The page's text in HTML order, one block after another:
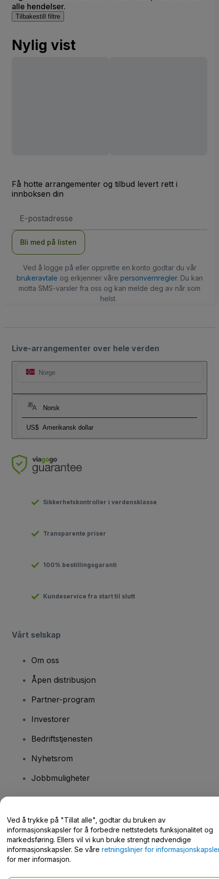
alle hendelser.
Tilbakestill filtre
Nylig vist
Få hotte arrangementer og tilbud levert rett i
innboksen din
postadresse
Bli med på listen
Ved å logge på eller opprette en konto godtar du vår
brukeravtale og erkjenner våre personvernregler. Du kan
motta SMS-varsler fra oss og kan melde deg av når som
helst.
Live-arrangementer over hele verden
Norge
Norsk
US$ Amerikansk dollar
Sikkerhetskontroller i verdensklasse
Transparente priser
100% bestillingsgaranti
Kundeservice fra start til slutt
Vårt selskap
Om oss
Åpen distribusjon
Partner-program
Investorer
Bedriftstjenesten
Nyhetsrom
Jobbmuligheter
Hjelpesenter / kontakt oss
Ved å trykke på "Tillat alle", godtar du bruken av
informasjonskapsler for å forbedre nettstedets funksjonalitet og
markedsføring. Ellers vil vi kun bruke strengt nødvendige
informasjonskapsler. Se våre retningslinjer for
for mer informasjon.